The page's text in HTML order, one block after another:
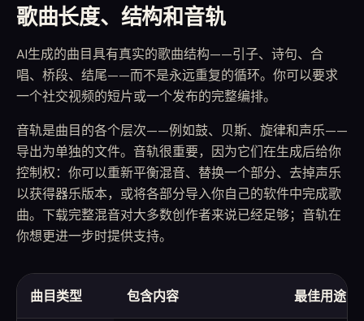
歌曲长度、结构和音轨
AI生成的曲目具有真实的歌曲结构——引子、诗句、合
唱、桥段、结尾——而不是永远重复的循环。你可以要求
一个社交视频的短片或一个发布的完整编排。
音轨是曲目的各个层次——例如鼓、贝斯、旋律和声乐——
导出为单独的文件。音轨很重要，因为它们在生成后给你
控制权：你可以重新平衡混音、替换一个部分、去掉声乐
以获得器乐版本，或将各部分导入你自己的软件中完成歌
曲。下载完整混音对大多数创作者来说已经足够；音轨在
你想更进一步时提供支持。
曲目类型 包含内容 最佳用途